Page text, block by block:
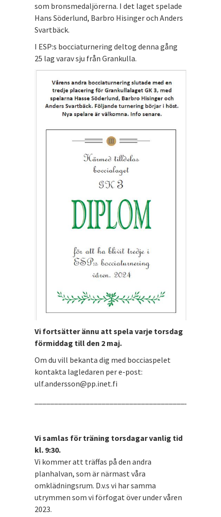
som bronsmedaljörerna. I det laget spelade
Hans Söderlund, Barbro Hisinger och Anders
Svartbäck.
I ESP:s bocciaturnering deltog denna gång
25 lag varav sju från Grankulla.
Vi fortsätter ännu att spela varje torsdag
förmiddag till den 2 maj.
Om du vill bekanta dig med bocciaspelet
kontakta lagledaren per e-post:
ulf.andersson@pp.inet.fi
Vi samlas för träning torsdagar vanlig tid
kl. 9:30.
Vi kommer att träffas på den andra
planhalvan, som är närmast våra
omklädningsrum. D.v.s vi har samma
utrymmen som vi förfogat över under våren
2023.